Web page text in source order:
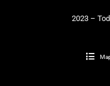
2023 –